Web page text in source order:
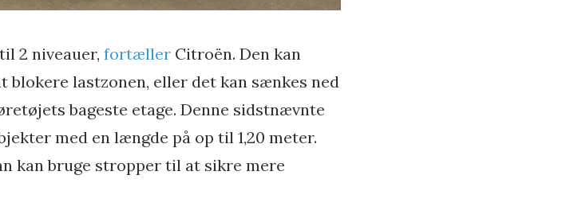
2 niveauer, fortæller Citroën. Den kan
blokere lastzonen, eller det kan sænkes ned
bageste etage. Denne sidstnævnte
med en længde på op til 1,20 meter.
kan bruge stropper til at sikre mere